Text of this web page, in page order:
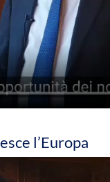
l’Europa